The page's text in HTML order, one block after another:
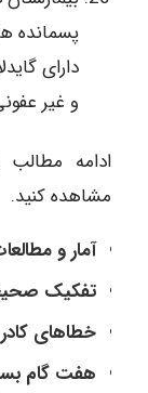
پسمانده
دارای
و غیر
ادامه مطالب
مشاهده کنید.
آمار و
تفکیک
خطاهای
هفت گام